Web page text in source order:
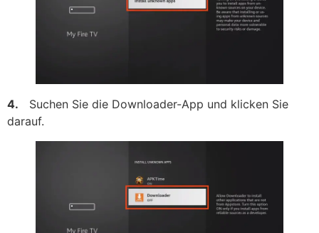
4. Suchen Sie die Downloader-App und klicken Sie
darauf.